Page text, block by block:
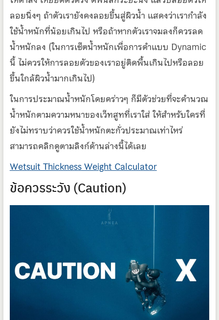
ลอยนิ่งๆ ถ้าตัวเรายังคงลอยขึ้นสู่ผิวน้ำ แสดงว่าเรากำลัง
ใช้น้ำหนักที่น้อยเกินไป หรือถ้าหากตัวเราจมลงก็ควรลด
น้ำหนักลง (ในการเซ็ตน้ำหนักเพื่อการดำแบบ Dynamic
นี้ ไม่ควรให้การลอยตัวของเราอยู่ติดพื้นเกินไปหรือลอย
ขึ้นใกล้ผิวน้ำมากเกินไป)
ในการประมาณน้ำหนักโดยคร่าวๆ ก็มีตัวช่วยที่จะคำนวณ
น้ำหนักตามความหนาของเว็ทสูทที่เราใส่ ให้สำหรับใครที่
ยังไม่ทราบว่าควรใช้น้ำหนักตะกั่วประมาณเท่าไหร่
สามารถคลิกดูตามลิงก์ด้านล่างนี้ได้เลย
Wetsuit Thickness Weight Calculator
ข้อควรระวัง (Caution)